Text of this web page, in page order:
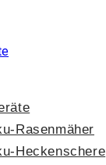
Rasenmäher
Heckenschere